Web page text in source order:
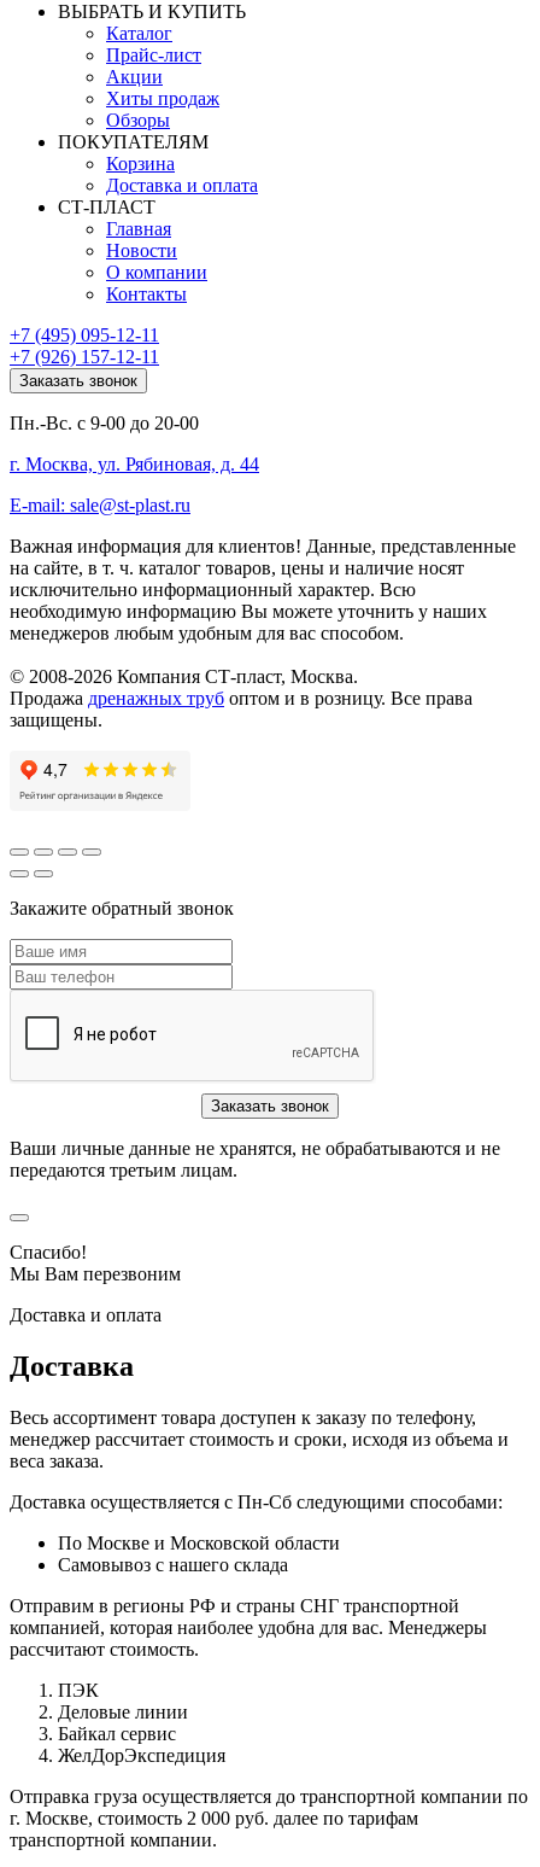
ВЫБРАТЬ И КУПИТЬ
Каталог
Прайс-лист
Акции
Хиты продаж
Обзоры
ПОКУПАТЕЛЯМ
Корзина
Доставка и оплата
СТ-ПЛАСТ
Главная
Новости
О компании
Контакты
+7 (495) 095-12-11
+7 (926) 157-12-11
Заказать звонок
Пн.-Вс. с 9-00 до 20-00
г. Москва, ул. Рябиновая, д. 44
E-mail: sale@st-plast.ru
Важная информация для клиентов! Данные, представленные
на сайте, в т. ч. каталог товаров, цены и наличие носят
исключительно информационный характер. Всю
необходимую информацию Вы можете уточнить у наших
менеджеров любым удобным для вас способом.
© 2008-2026 Компания СТ-пласт, Москва.
Продажа дренажных труб оптом и в розницу. Все права
защищены.
Закажите обратный звонок
Ваши личные данные не хранятся, не обрабатываются и не
передаются третьим лицам.
Спасибо!
Мы Вам перезвоним
Доставка и оплата
Доставка
Весь ассортимент товара доступен к заказу по телефону,
менеджер рассчитает стоимость и сроки, исходя из объема и
веса заказа.
Доставка осуществляется с Пн-Сб следующими способами:
По Москве и Московской области
Самовывоз с нашего склада
Отправим в регионы РФ и страны СНГ транспортной
компанией, которая наиболее удобна для вас. Менеджеры
рассчитают стоимость.
ПЭК
Деловые линии
Байкал сервис
ЖелДорЭкспедиция
Отправка груза осуществляется до транспортной компании по
г. Москве, стоимость 2 000 руб. далее по тарифам
транспортной компании.